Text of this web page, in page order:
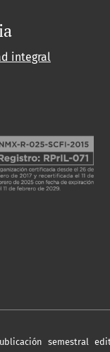
integral
semestral